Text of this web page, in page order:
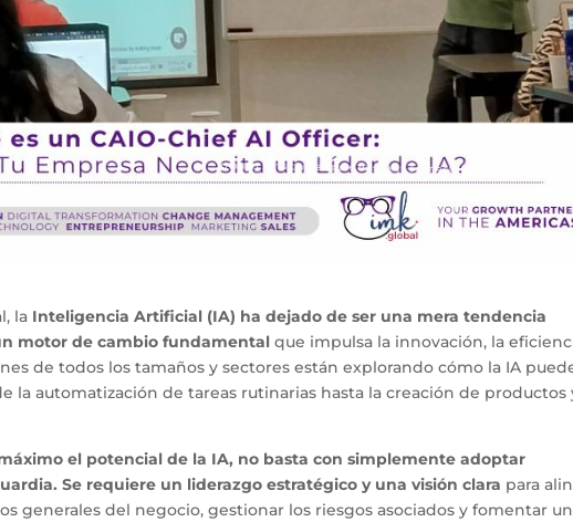
la Inteligencia Artificial (IA) ha dejado de ser una mera tendencia
motor de cambio fundamentalque impulsa la innovación, la
de todos los tamaños y sectores están explorando cómo la IA
la automatización de tareas rutinarias hasta la creación de productos
el potencial de la IA, no basta con simplemente adoptar
Se requiere un liderazgo estratégico y una visión clara para
generales del negocio, gestionar los riesgos asociados y fomentar